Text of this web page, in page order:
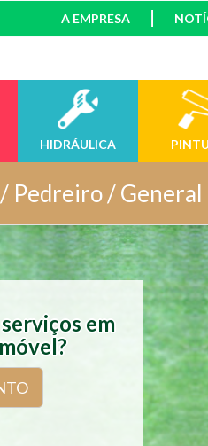
A EMPRESA
HIDRÁULICA
Pedreiro /
em